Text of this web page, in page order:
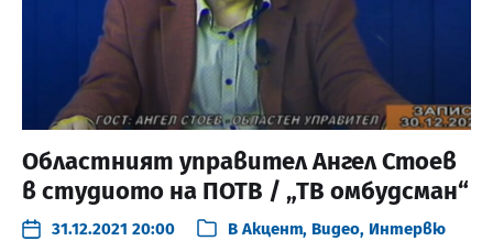
Областният управител Ангел Стоев
в студиото на ПОТВ / „ТВ омбудсман“
31.12.2021 20:00 В Акцент, Видео, Интервю